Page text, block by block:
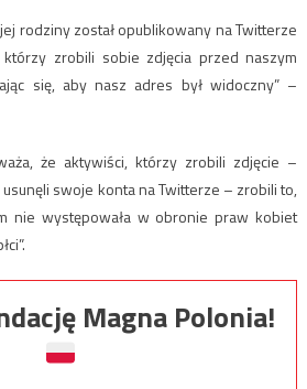
rodziny został opublikowany na Twitterze
zrobili sobie zdjęcia przed naszym
się, aby nasz adres był widoczny” –
że aktywiści, którzy zrobili zdjęcie –
swoje konta na Twitterze – zrobili to,
nie występowała w obronie praw kobiet
Magna Polonia!